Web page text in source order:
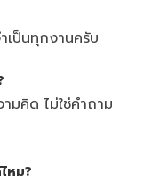
เป็นทุกงานครับ
มคิด ไม่ใช่คำถาม
หม?